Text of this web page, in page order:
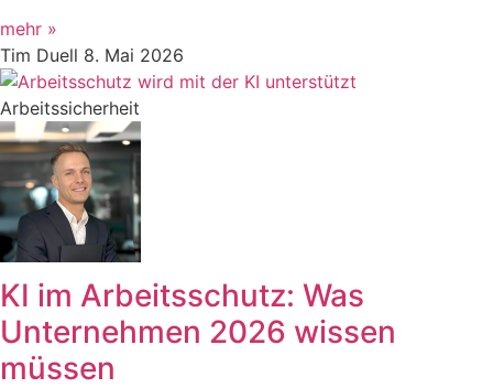
mehr »
Tim Duell 8. Mai 2026
Arbeitssicherheit
KI im Arbeitsschutz: Was
Unternehmen 2026 wissen
müssen